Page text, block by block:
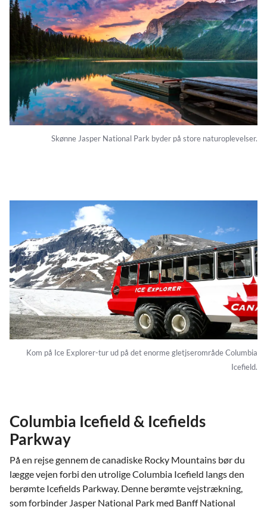
Skønne Jasper National Park byder på store naturoplevelser.
Kom på Ice Explorer-tur ud på det enorme gletjserområde Columbia
Icefield.
Columbia Icefield & Icefields
Parkway
På en rejse gennem de canadiske Rocky Mountains bør du
lægge vejen forbi den utrolige Columbia Icefield langs den
berømte Icefields Parkway. Denne berømte vejstrækning,
som forbinder Jasper National Park med Banff National